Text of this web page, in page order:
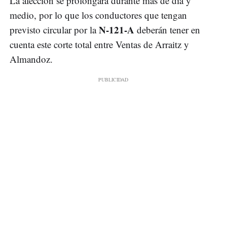
medio, por lo que los conductores que tengan
previsto circular por laN-121-A deberán tener en
cuenta este corte total entre Ventas de Arraitz y
Almandoz.